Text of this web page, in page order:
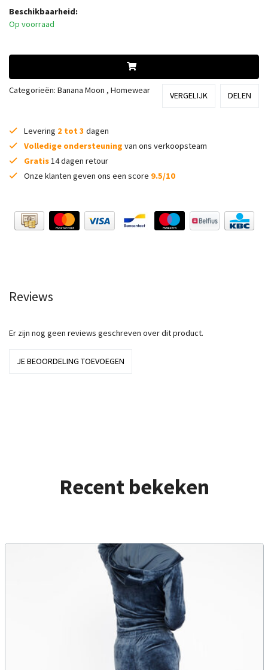
Beschikbaarheid:
Op voorraad
Categorieën: Banana Moon , Homewear
VERGELIJK DELEN
Levering 2 tot 3 dagen
Volledige ondersteuning van ons verkoopsteam
Gratis14 dagen retour
Onze klanten geven ons een score 9.5/10
Reviews
Er zijn nog geen reviews geschreven over dit product.
JE BEOORDELING TOEVOEGEN
Recent bekeken